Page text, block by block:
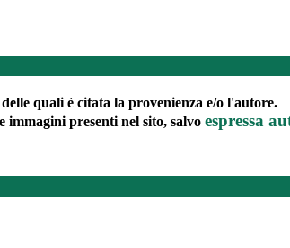
quali è citata la provenienza e/o l'autore.
immagini presenti nel sito, salvo espressa